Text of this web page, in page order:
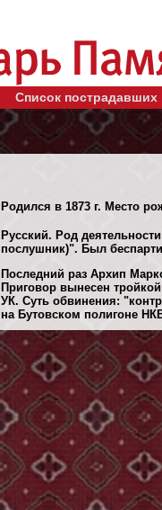
Список пострадавших
Родился в 1873 г. Место
Русский. Род
послушник)". Был
Последний раз Архип
Приговор вынесен
УК. Суть обвинения:
на Бутовском полигоне